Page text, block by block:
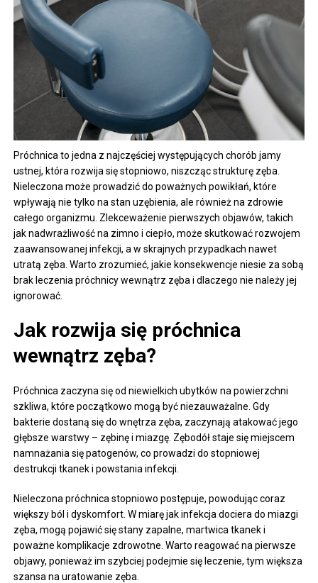
Próchnica to jedna z najczęściej występujących chorób jamy
ustnej, która rozwija się stopniowo, niszcząc strukturę zęba.
Nieleczona może prowadzić do poważnych powikłań, które
wpływają nie tylko na stan uzębienia, ale również na zdrowie
całego organizmu. Zlekceważenie pierwszych objawów, takich
jak nadwrażliwość na zimno i ciepło, może skutkować rozwojem
zaawansowanej infekcji, a w skrajnych przypadkach nawet
utratą zęba. Warto zrozumieć, jakie konsekwencje niesie za sobą
brak leczenia próchnicy wewnątrz zęba i dlaczego nie należy jej
ignorować.
Jak rozwija się próchnica
wewnątrz zęba?
Próchnica zaczyna się od niewielkich ubytków na powierzchni
szkliwa, które początkowo mogą być niezauważalne. Gdy
bakterie dostaną się do wnętrza zęba, zaczynają atakować jego
głębsze warstwy – zębinę i miazgę. Zębodół staje się miejscem
namnażania się patogenów, co prowadzi do stopniowej
destrukcji tkanek i powstania infekcji.
Nieleczona próchnica stopniowo postępuje, powodując coraz
większy ból i dyskomfort. W miarę jak infekcja dociera do miazgi
zęba, mogą pojawić się stany zapalne, martwica tkanek i
poważne komplikacje zdrowotne. Warto reagować na pierwsze
objawy, ponieważ im szybciej podejmie się leczenie, tym większa
szansa na uratowanie zęba.